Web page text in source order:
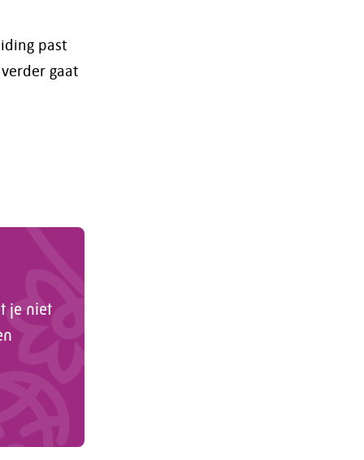
past
gaat
je niet